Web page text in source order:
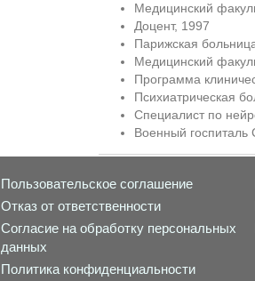
Медицинский
Доцент, 1997
Парижская
Медицинский
Программа
Психиатрическая
Специалист по
Военный госпиталь
Пользовательское соглашение
Отказ от ответственности
Согласие на обработку персональных
данных
Политика конфиденциальности